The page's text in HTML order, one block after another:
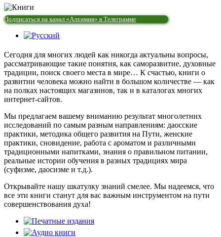
Подписаться на канал «Алхимия» в Телеграмме
Сегодня для многих людей как никогда актуальны вопросы,
рассматривающие такие понятия, как саморазвитие, духовные
традиции, поиск своего места в мире… К счастью, книги о
развитии человека можно найти в большом количестве — как
на полках настоящих магазинов, так и в каталогах многих
интернет-сайтов.
Мы предлагаем вашему вниманию результат многолетних
исследований по самым разным направлениям: даосские
практики, методика общего развития на Пути, женские
практики, сновидение, работа с ароматом и различными
традиционными напитками, знания о правильном питании,
реальные истории обучения в разных традициях мира
(суфизме, даосизме и т.д.).
Открывайте нашу шкатулку знаний смелее. Мы надеемся, что
все эти книги станут для вас важным инструментом на пути
совершенствования духа!